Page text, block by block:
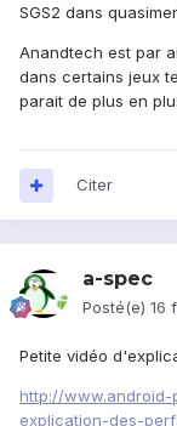
SGS2 dans
Anandtech est par
dans certains jeux
parait de plus en
Citer
a-spec
Posté(e) 16
Petite vidéo
http://
explication-des-